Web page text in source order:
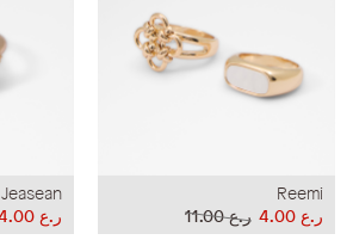
Reemi
ر.ع 11.00
ر.ع 4.00
Jeasean
ر.ع 4.00